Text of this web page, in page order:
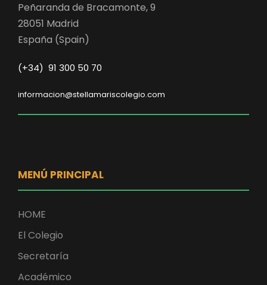
Peñaranda de Bracamonte, 9
28051 Madrid
España (Spain)
(+34) 91 300 50 70
informacion@stellamariscolegio.com
MENÚ PRINCIPAL
HOME
El Colegio
Secretaría
Académico